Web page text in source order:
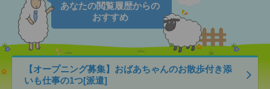
あなたの閲覧履歴からの
おすすめ
【オープニング募集】おばあちゃんのお散歩付き添
いも仕事の1つ[派遣]